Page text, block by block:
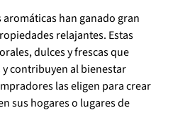
han ganado gran
relajantes. Estas
dulces y frescas que
contribuyen al bienestar
las eligen para crear
sus hogares o lugares de